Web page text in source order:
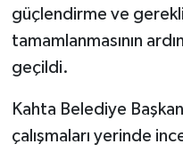
güçlendirme ve
tamamlanmasının
geçildi.
Kahta Belediye
çalışmaları yerinde